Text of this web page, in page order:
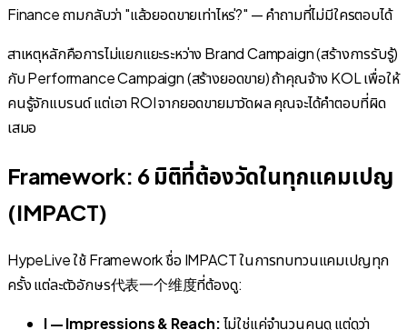
Finance ถามกลับว่า "แล้วยอดขายเท่าไหร่?" — คำถามที่ไม่มีใครตอบได้
สาเหตุหลักคือการไม่แยกแยะระหว่าง Brand Campaign (สร้างการรับรู้)
กับ Performance Campaign (สร้างยอดขาย) ถ้าคุณจ้าง KOL เพื่อให้
คนรู้จักแบรนด์ แต่เอา ROI จากยอดขายมาวัดผล คุณจะได้คำตอบที่ผิด
เสมอ
Framework: 6 มิติที่ต้องวัดในทุกแคมเปญ
(IMPACT)
HypeLive ใช้ Framework ชื่อ IMPACT ในการทบทวนแคมเปญทุก
ครั้ง แต่ละตัวอักษร代表一个维度ที่ต้องดู:
I — Impressions & Reach:ไม่ใช่แค่จำนวนคนดู แต่ดูว่า